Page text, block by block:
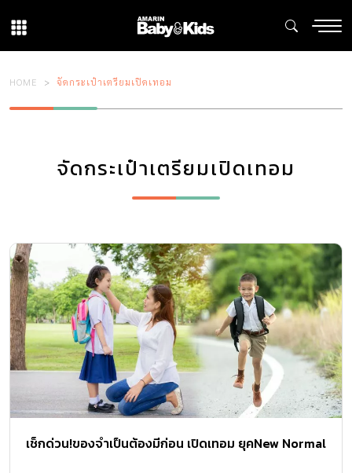
HOME จัดกระเป๋าเตรียมเปิดเทอม
จัดกระเป๋าเตรียมเปิดเทอม
เช็กด่วน!ของจำเป็นต้องมีก่อน เปิดเทอม ยุคNew Normal